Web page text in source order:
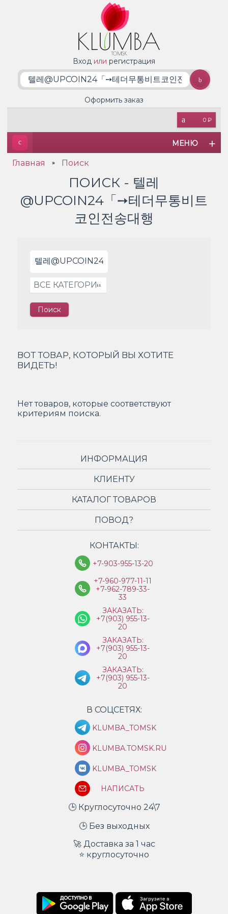
Вход или регистрация
0 ₽
Оформить заказ
МЕНЮ
Главная » Поиск
ПОИСК - 텔레
@UPCOIN24「➙테더무통비트
코인전송대행
ВОТ ТОВАР, КОТОРЫЙ ВЫ ХОТИТЕ
ВИДЕТЬ!
Нет товаров, которые соответствуют
критериям поиска.
ИНФОРМАЦИЯ
КЛИЕНТУ
КАТАЛОГ ТОВАРОВ
ПОВОД?
КОНТАКТЫ:
+7-903-955-13-20
+7-960-977-11-11
+7-962-789-33-
33
ЗАКАЗАТЬ:
+7(903) 955-13-
20
ЗАКАЗАТЬ:
+7(903) 955-13-
20
ЗАКАЗАТЬ:
+7(903) 955-13-
20
В СОЦСЕТЯХ:
KLUMBA_TOMSK
KLUMBA.TOMSK.RU
KLUMBA_TOMSK
НАПИСАТЬ
🕒 Круглосуточно 24\7
🕒 Без выходных
🚀 Доставка за 1 час
⭐ круглосуточно